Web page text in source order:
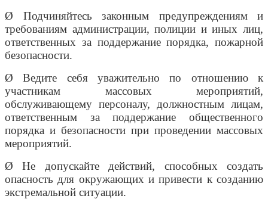
Ø Подчиняйтесь законным предупреждениям и
требованиям администрации, полиции и иных лиц,
ответственных за поддержание порядка, пожарной
безопасности.
Ø Ведите себя уважительно по отношению к
участникам массовых мероприятий,
обслуживающему персоналу, должностным лицам,
ответственным за поддержание общественного
порядка и безопасности при проведении массовых
мероприятий.
Ø Не допускайте действий, способных создать
опасность для окружающих и привести к созданию
экстремальной ситуации.